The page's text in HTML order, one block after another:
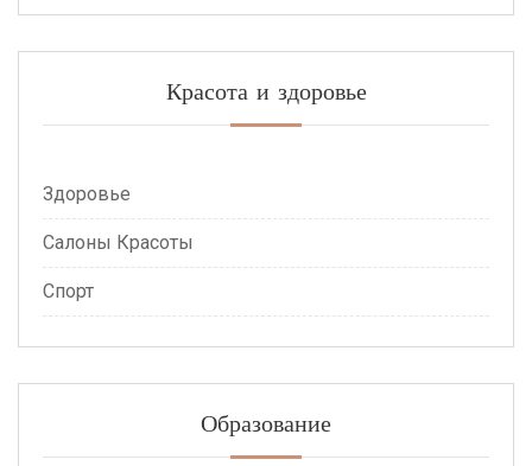
Красота и здоровье
Здоровье
Салоны Красоты
Спорт
Образование